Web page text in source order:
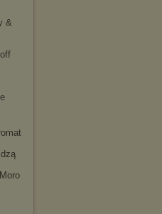
&